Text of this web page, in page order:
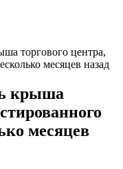
торгового центра,
месяцев назад
крыша
месяцев